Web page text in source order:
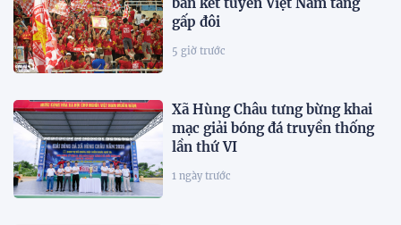
gấp đôi
5 giờ trước
Xã Hùng Châu tưng bừng khai
mạc giải bóng đá truyền thống
lần thứ VI
1 ngày trước